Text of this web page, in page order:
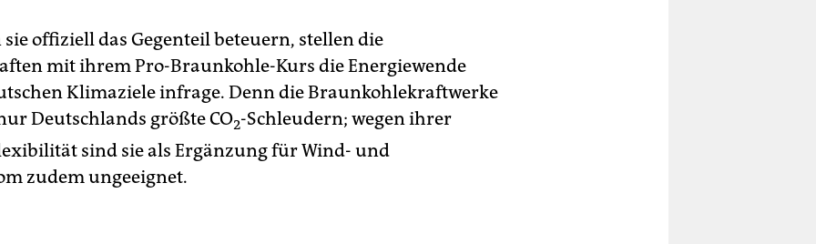
offiziell das Gegenteil beteuern, stellen die
mit ihrem Pro-Braunkohle-Kurs die Energiewende
Klimaziele infrage. Denn die Braunkohlekraftwerke
Deutschlands größte CO2-Schleudern; wegen ihrer
sind sie als Ergänzung für Wind- und
zudem ungeeignet.